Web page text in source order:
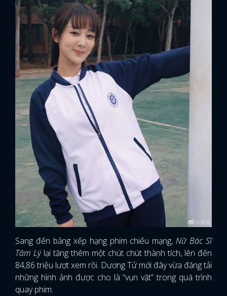
Sang đến bảng xếp hạng phim chiếu mạng,Nữ Bác Sĩ
Tâm Lý lại tăng thêm một chút chút thành tích, lên đến
84,86 triệu lượt xem rồi. Dương Tử mới đây vừa đăng tải
những hình ảnh được cho là “vụn vặt” trong quá trình
quay phim.